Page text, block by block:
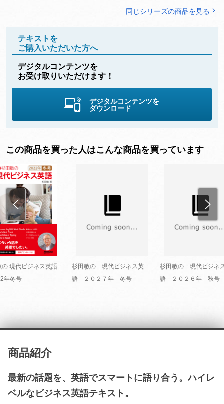
同じシリーズの商品を見る
テキストを
ご購入いただいた方へ
デジタルコンテンツを
お受け取りいただけます！
デジタルコンテンツを
ダウンロード
この商品を買った人はこんな商品を買っています
の 現代ビジネス英語
冬号
杉田敏の 現代ビジネス英
語 ２０２７年 冬号
杉田敏の 現代ビジネ
語 ２０２６年 秋号
商品紹介
最新の話題を、英語でスマートに語り合う。ハイレ
ベルなビジネス英語テキスト。